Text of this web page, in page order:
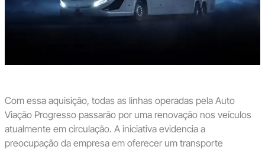
Com essa aquisição, todas as linhas operadas pela Auto
Viação Progresso passarão por uma renovação nos veículos
atualmente em circulação. A iniciativa evidencia a
preocupação da empresa em oferecer um transporte